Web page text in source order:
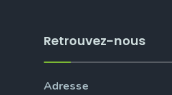
Retrouvez-nous
Adresse